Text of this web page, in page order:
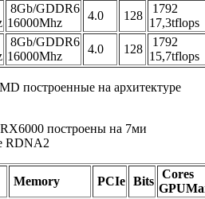
8Gb/GDDR6
16000Mhz
4.0 128
1792
17,3tflops
8Gb/GDDR6
16000Mhz
4.0 128
1792
15,7tflops
построенные на архитектуре
построены на 7ми
RDNA2
Memory PCIe Bits
Cores